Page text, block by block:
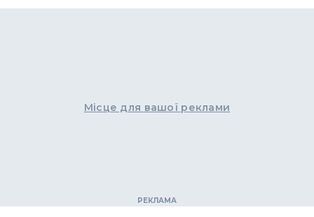
Місце для вашої реклами